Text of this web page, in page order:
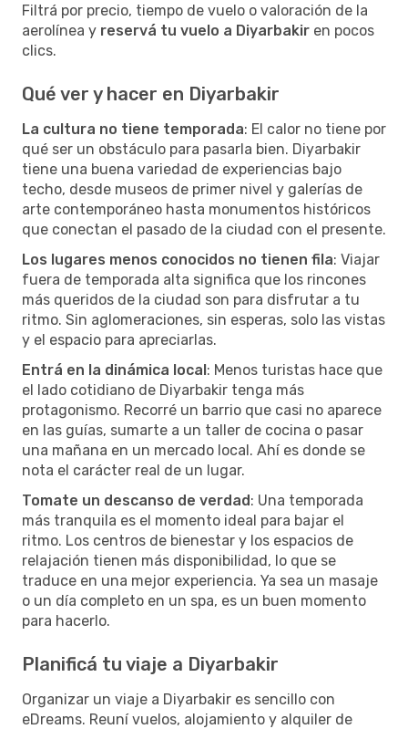
Filtrá por precio, tiempo de vuelo o valoración de la
aerolínea y reservá tu vuelo a Diyarbakir en pocos
clics.
Qué ver y hacer en Diyarbakir
La cultura no tiene temporada: El calor no tiene por
qué ser un obstáculo para pasarla bien. Diyarbakir
tiene una buena variedad de experiencias bajo
techo, desde museos de primer nivel y galerías de
arte contemporáneo hasta monumentos históricos
que conectan el pasado de la ciudad con el presente.
Los lugares menos conocidos no tienen fila: Viajar
fuera de temporada alta significa que los rincones
más queridos de la ciudad son para disfrutar a tu
ritmo. Sin aglomeraciones, sin esperas, solo las vistas
y el espacio para apreciarlas.
Entrá en la dinámica local: Menos turistas hace que
el lado cotidiano de Diyarbakir tenga más
protagonismo. Recorré un barrio que casi no aparece
en las guías, sumarte a un taller de cocina o pasar
una mañana en un mercado local. Ahí es donde se
nota el carácter real de un lugar.
Tomate un descanso de verdad: Una temporada
más tranquila es el momento ideal para bajar el
ritmo. Los centros de bienestar y los espacios de
relajación tienen más disponibilidad, lo que se
traduce en una mejor experiencia. Ya sea un masaje
o un día completo en un spa, es un buen momento
para hacerlo.
Planificá tu viaje a Diyarbakir
Organizar un viaje a Diyarbakir es sencillo con
eDreams. Reuní vuelos, alojamiento y alquiler de